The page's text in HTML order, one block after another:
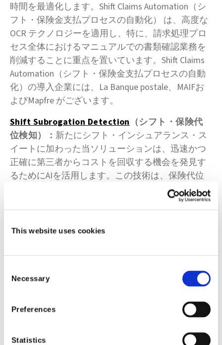
This website uses cookies
Selection
Necessary
Preferences
Statistics
時間を最適化します。Shift Claims Automation（シ
フト・保険金支払プロセスの自動化） は、高度な
OCR テクノロジーを適用し、特に、請求処理プロ
セス全体におけるマニュアルでの書類確認業務を
削減することに重点を置いています。Shift Claims
Automation（シフト・保険金支払プロセスの自動
化）の導入企業には、La Banque postale、MAIFお
よびMapfre がございます。
Shift Subrogation Detection（シフト・保険代
位検知）：新たにシフト・インシュアランス・ス
イートに加わった当ソリューションは、迅速かつ
正確に第三者からコストを回収する機会を発見す
るためにAIを活用します。この技術は、保険代位
が可能な請求を検知するだけでなく、具体的な証
拠に裏付けられた実用的ななケースを生成しま
検知）は、適用範囲（すべての保険金請求の確
ールリストまで、社内外のデータを活用）に重点
を置くことで、手動による単純なルールベースの
果、保険金請求による損失が削減され、免責金額
ームは保険金請求の解決に専念できるようになり